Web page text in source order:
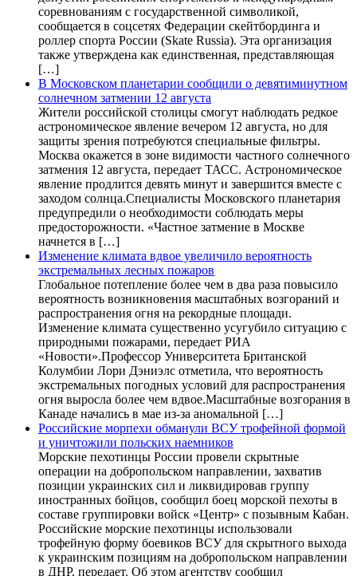
соревнованиям с государственной символикой,
сообщается в соцсетях Федерации скейтбординга и
роллер спорта России (Skate Russia). Эта организация
также утверждена как единственная, представляющая
[…]
В Московском планетарии сообщили о девятиминутном
солнечном затмении 12 августа
Жители российской столицы смогут наблюдать редкое
астрономическое явление вечером 12 августа, но для
защиты зрения потребуются специальные фильтры.
Москва окажется в зоне видимости частного солнечного
затмения 12 августа, передает ТАСС. Астрономическое
явление продлится девять минут и завершится вместе с
заходом солнца.Специалисты Московского планетария
предупредили о необходимости соблюдать меры
предосторожности. «Частное затмение в Москве
начнется в […]
Изменение климата вдвое увеличило вероятность
экстремальных лесных пожаров
Глобальное потепление более чем в два раза повысило
вероятность возникновения масштабных возгораний и
распространения огня на рекордные площади.
Изменение климата существенно усугубило ситуацию с
природными пожарами, передает РИА
«Новости».Профессор Университета Британской
Колумбии Лори Дэниэлс отметила, что вероятность
экстремальных погодных условий для распространения
огня выросла более чем вдвое.Масштабные возгорания в
Канаде начались в мае из-за аномальной […]
Российские морпехи обманули ВСУ трофейной формой
и уничтожили польских наемников
Морские пехотинцы России провели скрытные
операции на добропольском направлении, захватив
позиции украинских сил и ликвидировав группу
иностранных бойцов, сообщил боец морской пехоты в
составе группировки войск «Центр» с позывным Кабан.
Российские морские пехотинцы использовали
трофейную форму боевиков ВСУ для скрытного выхода
к украинским позициям на добропольском направлении
в ДНР, передает. Об этом агентству сообщил